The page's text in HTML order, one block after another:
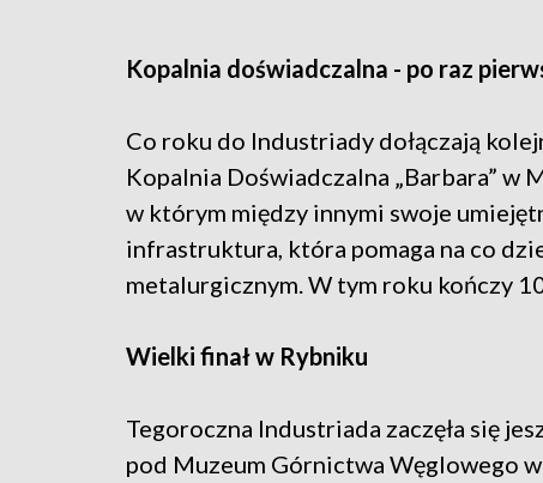
Kopalnia doświadczalna - po raz
Co roku do Industriady dołączają
Kopalnia Doświadczalna „Barbara” w
w którym między innymi swoje
infrastruktura, która pomaga na co
metalurgicznym. W tym roku kończy
Wielki finał w Rybniku
Tegoroczna Industriada zaczęła się
pod Muzeum Górnictwa Węglowego